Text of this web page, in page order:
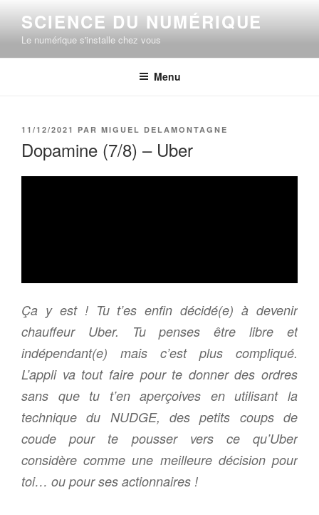
contenu
principal
SCIENCE DU NUMÉRIQUE
Le numérique s'installe chez vous
Menu
PUBLIÉ
11/12/2021 PAR MIGUEL DELAMONTAGNE
Dopamine (7/8) – Uber
Ça y est ! Tu t’es enfin décidé(e) à devenir
chauffeur Uber. Tu penses être libre et
indépendant(e) mais c’est plus compliqué.
L’appli va tout faire pour te donner des ordres
sans que tu t’en aperçoives en utilisant la
technique du NUDGE, des petits coups de
coude pour te pousser vers ce qu’Uber
considère comme une meilleure décision pour
toi… ou pour ses actionnaires !